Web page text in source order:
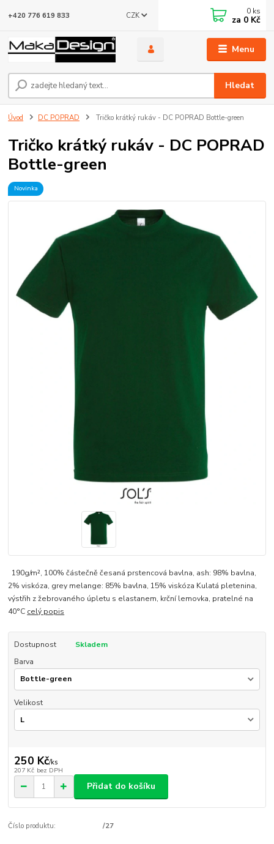
Menu
CZK
Hledat
+420 776 619 833 0 ks
za 0 Kč
Úvod DC POPRAD Tričko krátký rukáv - DC POPRAD Bottle-green
Tričko krátký rukáv - DC POPRAD
Bottle-green
Novinka
190g/m², 100% částečně česaná prstencová bavlna, ash: 98% bavlna,
2% viskóza, grey melange: 85% bavlna, 15% viskóza Kulatá pletenina,
výstřih z žebrovaného úpletu s elastanem, krční lemovka, pratelné na
40°C celý popis
Dostupnost
Skladem
Barva
Velikost
250 Kč/ks
207 Kč bez DPH
Přidat do košíku
Číslo produktu: /27